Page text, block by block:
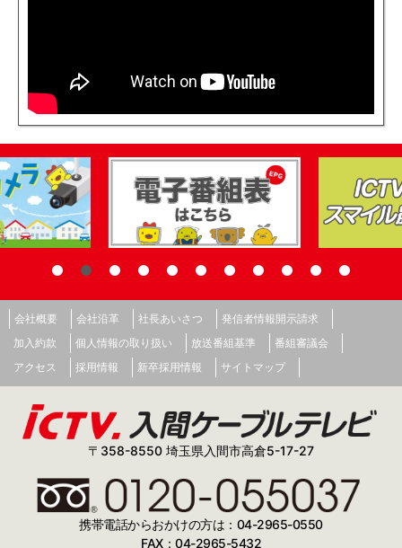
会社概要 会社沿革 社長あいさつ
発信者情報開示請求
加入約款
個人情報の取り扱い 放送番組基準
番組審議会
アクセス
採用情報 新卒採用情報 サイトマップ
〒358-8550 埼玉県入間市高倉5-17-27
携帯電話からおかけの方は：04-2965-0550
FAX：04-2965-5432